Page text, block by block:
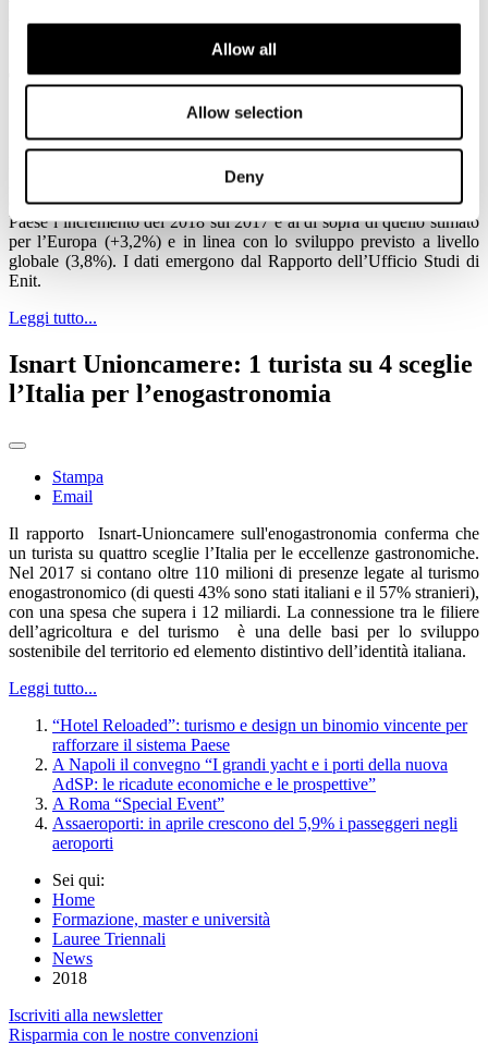
Allow all
Allow selection
Deny
internazionale
2018 in Italia un giro d’affari di 40,4 milioni di dollari (+3,7%), dato
che proiettato al 2028 raggiungerà quota 45,1 milioni. Nel nostro
Paese l’incremento del 2018 sul 2017 è al di sopra di quello stimato
per l’Europa (+3,2%) e in linea con lo sviluppo previsto a livello
globale (3,8%). I dati emergono dal Rapporto dell’Ufficio Studi di
Enit.
Leggi tutto...
Isnart Unioncamere: 1 turista su 4 sceglie
l’Italia per l’enogastronomia
Stampa
Email
Il rapporto Isnart-Unioncamere sull'enogastronomia conferma che
un turista su quattro sceglie l’Italia per le eccellenze gastronomiche.
Nel 2017 si contano oltre 110 milioni di presenze legate al turismo
enogastronomico (di questi 43% sono stati italiani e il 57% stranieri),
con una spesa che supera i 12 miliardi. La connessione tra le filiere
dell’agricoltura e del turismo è una delle basi per lo sviluppo
sostenibile del territorio ed elemento distintivo dell’identità italiana.
Leggi tutto...
“Hotel Reloaded”: turismo e design un binomio vincente per
rafforzare il sistema Paese
A Napoli il convegno “I grandi yacht e i porti della nuova
AdSP: le ricadute economiche e le prospettive”
A Roma “Special Event”
Assaeroporti: in aprile crescono del 5,9% i passeggeri negli
aeroporti
Sei qui:
Home
Formazione, master e università
Lauree Triennali
News
2018
Iscriviti alla newsletter
Risparmia con le nostre convenzioni